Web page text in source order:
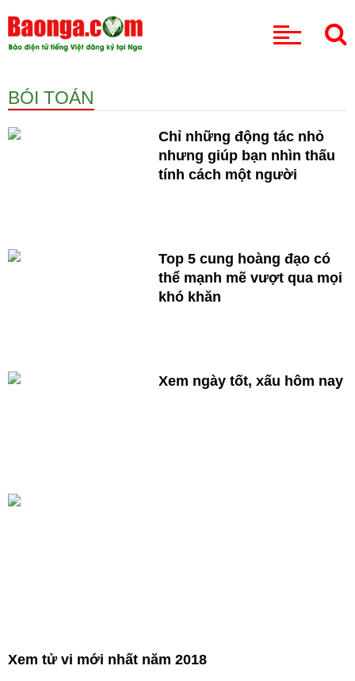
BÓI TOÁN
Chỉ những động tác nhỏ
nhưng giúp bạn nhìn thấu
tính cách một người
Top 5 cung hoàng đạo có
thể mạnh mẽ vượt qua mọi
khó khăn
Xem ngày tốt, xấu hôm nay
Xem tử vi mới nhất năm 2018